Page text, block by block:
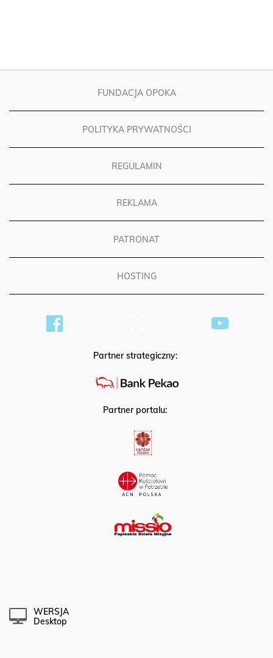
FUNDACJA OPOKA
POLITYKA PRYWATNOŚCI
REGULAMIN
REKLAMA
PATRONAT
HOSTING
Partner strategiczny:
Partner portalu:
WERSJA
Desktop